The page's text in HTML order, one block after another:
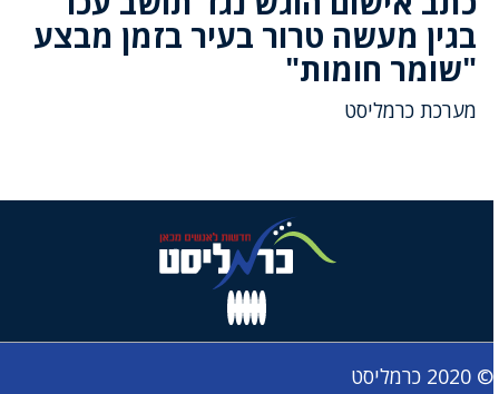
בגין מעשה טרור בעיר בזמן מבצע
"שומר חומות"
מערכת כרמליסט
© 2020 כרמליסט